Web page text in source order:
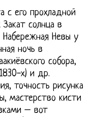
с его прохладной
солнца в
Набережная Невы у
ночь в
собора,
х) и др.
точность рисунка
мастерство кисти
– вот